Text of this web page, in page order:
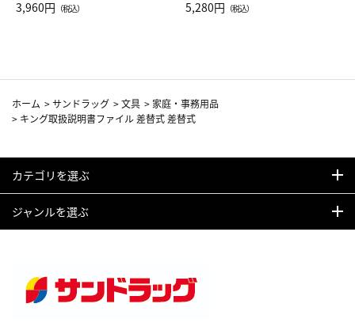
Drop JAL客室乗務員（LC）ス
3,960円 （税込）
ト（レッドワイン）
5,280円 （税込）
ホーム >サンドラッグ >文具 > 家庭・事務用品
> キング取扱説明書ファイル 差替式 差替式
カテゴリを選ぶ
ジャンルを選ぶ